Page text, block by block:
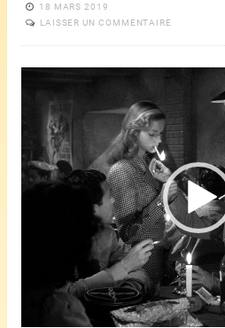
18 MARS 2019
LAISSER UN COMMENTAIRE
vidéo